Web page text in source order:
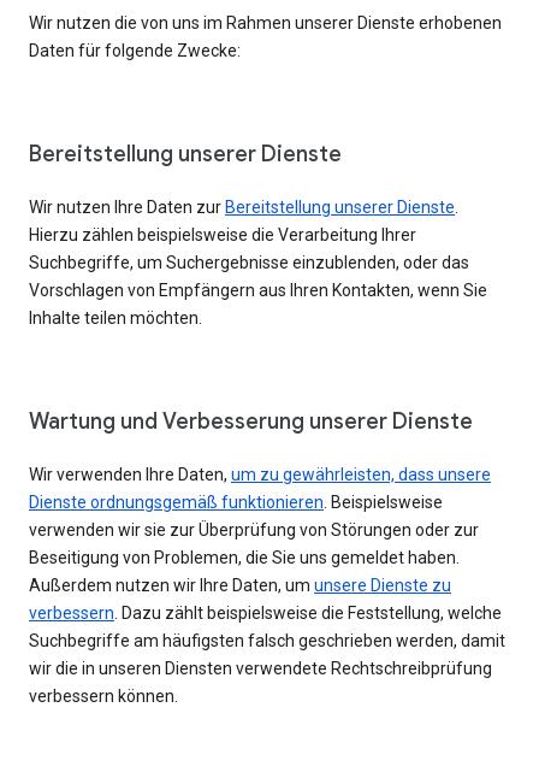
Wir nutzen die von uns im Rahmen unserer Dienste erhobenen
Daten für folgende Zwecke:
Bereitstellung unserer Dienste
Wir nutzen Ihre Daten zur Bereitstellung unserer Dienste
Hierzu zählen beispielsweise die Verarbeitung Ihrer
Suchbegriffe, um Suchergebnisse einzublenden, oder das
Vorschlagen von Empfängern aus Ihren Kontakten, wenn Sie
Inhalte teilen möchten.
Wartung und Verbesserung unserer Dienste
Wir verwenden Ihre Daten, um zu gewährleisten, dass unsere
Dienste ordnungsgemäß funktionieren . Beispielsweise
verwenden wir sie zur Überprüfung von Störungen oder zur
Beseitigung von Problemen, die Sie uns gemeldet haben.
Außerdem nutzen wir Ihre Daten, um unsere Dienste zu
verbessern . Dazu zählt beispielsweise die Feststellung, welche
Suchbegriffe am häufigsten falsch geschrieben werden, damit
wir die in unseren Diensten verwendete Rechtschreibprüfung
verbessern können.